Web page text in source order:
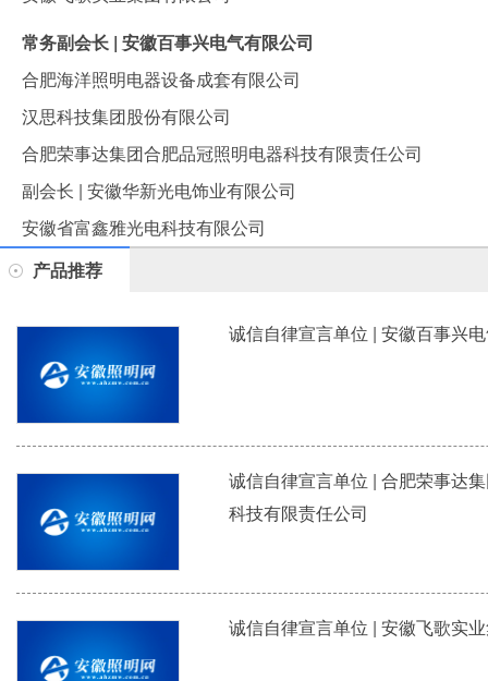
常务副会长 | 安徽百事兴电气有限公司
合肥海洋照明电器设备成套有限公司
汉思科技集团股份有限公司
合肥荣事达集团合肥品冠照明电器科技有限责任公司
副会长 | 安徽华新光电饰业有限公司
安徽省富鑫雅光电科技有限公司
产品推荐
诚信自律宣言单位 | 安徽百事兴
诚信自律宣言单位 | 合肥荣事达
科技有限责任公司
诚信自律宣言单位 | 安徽飞歌实